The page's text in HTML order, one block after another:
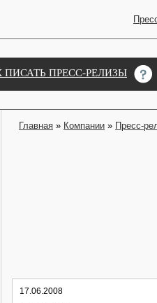
ПИСАТЬ ПРЕСС-РЕЛИЗЫ
Главная » Компании » Пресс-
17.06.2008